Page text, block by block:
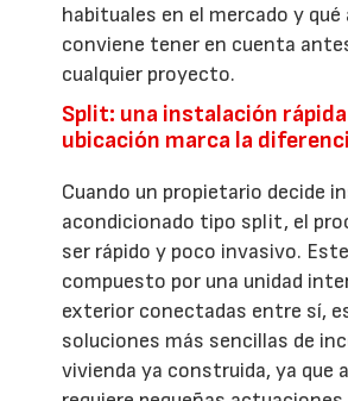
habituales en el mercado y
conviene tener en cuenta
cualquier proyecto.
Split: una instalación
ubicación marca la
Cuando un propietario decide
acondicionado tipo split, el
ser rápido y poco invasivo.
compuesto por una unidad
exterior conectadas entre sí,
soluciones más sencillas de
vivienda ya construida, ya que